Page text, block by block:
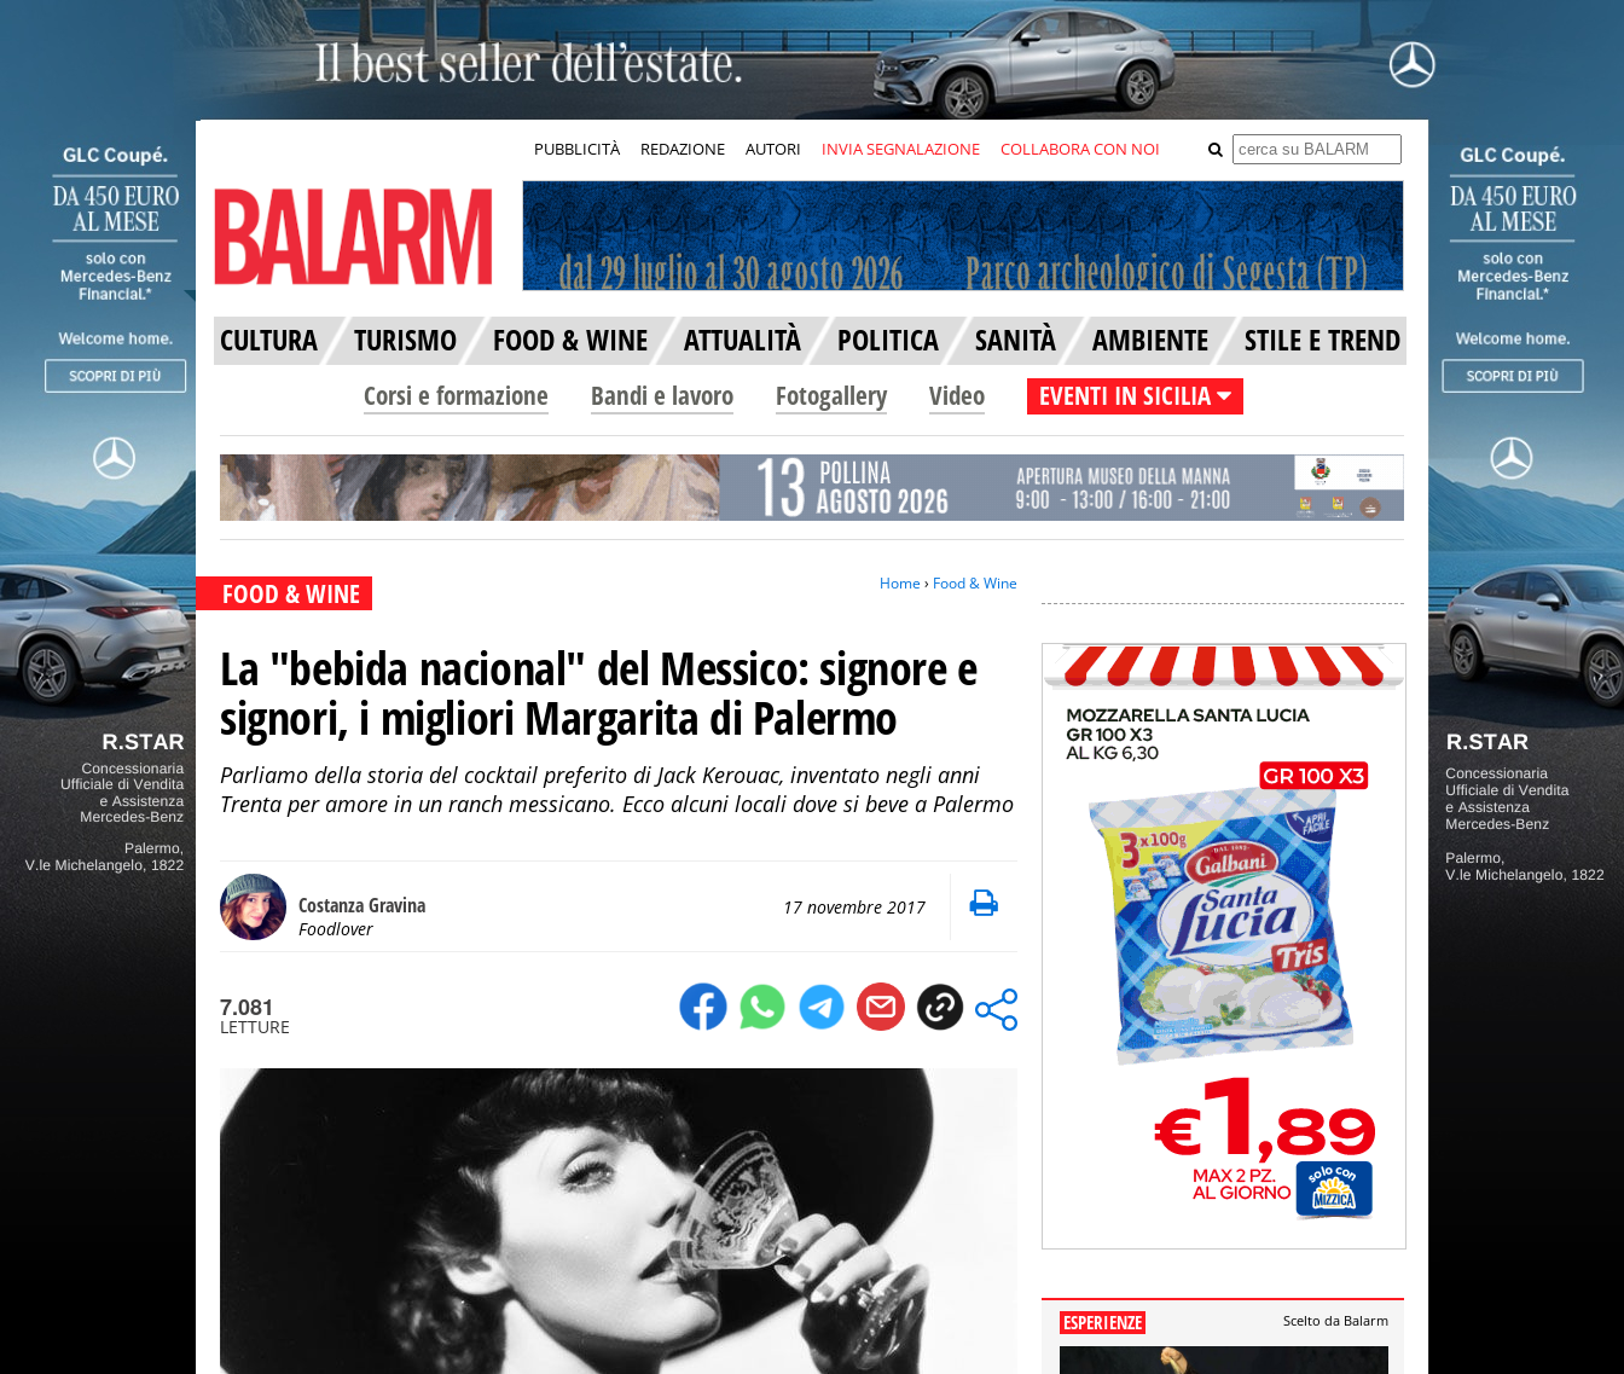
PUBBLICITÀ REDAZIONE AUTORI INVIA SEGNALAZIONE COLLABORA CON NOI
CULTURA TURISMO FOOD & WINE ATTUALITÀ POLITICA SANITÀ AMBIENTE STILE E TREND
Corsi e formazione Bandi e lavoro Fotogallery Video EVENTI IN SICILIA
FOOD & WINE Home› Food & Wine
La "bebida nacional" del Messico: signore e
signori, i migliori Margarita di Palermo
Parliamo della storia del cocktail preferito di Jack Kerouac, inventato negli anni
Trenta per amore in un ranch messicano. Ecco alcuni locali dove si beve a Palermo
Costanza Gravina
Foodlover
17 novembre 2017
7.081
LETTURE
ESPERIENZE Scelto da Balarm